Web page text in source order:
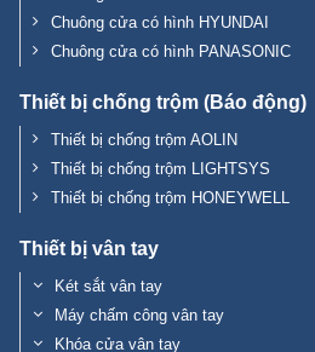
Thiết bị chống trộm (Báo động)
Thiết bị chống trộm AOLIN
Thiết bị chống trộm LIGHTSYS
Thiết bị chống trộm HONEYWELL
Thiết bị vân tay
Két sắt vân tay
Máy chấm công vân tay
Khóa cửa vân tay